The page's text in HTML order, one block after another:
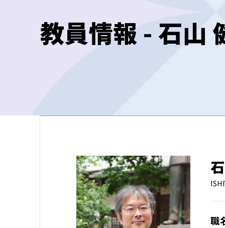
教員情報 - 石山
職